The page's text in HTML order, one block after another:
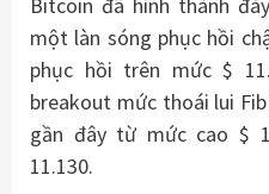
một làn sóng phục hồi
phục hồi trên mức $
breakout mức thoái lui
gần đây từ mức cao $
11.130.